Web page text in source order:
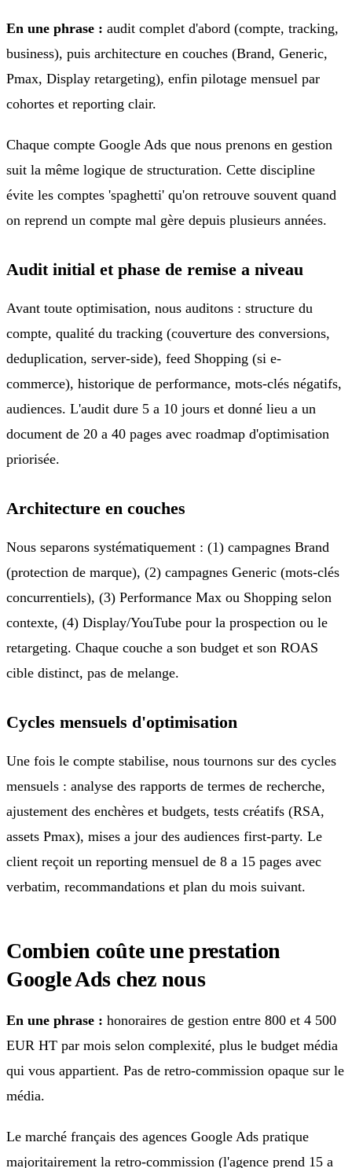
En une phrase : audit complet d'abord (compte, tracking,
business), puis architecture en couches (Brand, Generic,
Pmax, Display retargeting), enfin pilotage mensuel par
cohortes et reporting clair.
Chaque compte Google Ads que nous prenons en gestion
suit la même logique de structuration. Cette discipline
évite les comptes 'spaghetti' qu'on retrouve souvent quand
on reprend un compte mal gère depuis plusieurs années.
Audit initial et phase de remise a niveau
Avant toute optimisation, nous auditons : structure du
compte, qualité du tracking (couverture des conversions,
deduplication, server-side), feed Shopping (si e-
commerce), historique de performance, mots-clés négatifs,
audiences. L'audit dure 5 a 10 jours et donné lieu a un
document de 20 a 40 pages avec roadmap d'optimisation
priorisée.
Architecture en couches
Nous separons systématiquement : (1) campagnes Brand
(protection de marque), (2) campagnes Generic (mots-clés
concurrentiels), (3) Performance Max ou Shopping selon
contexte, (4) Display/YouTube pour la prospection ou le
retargeting. Chaque couche a son budget et son ROAS
cible distinct, pas de melange.
Cycles mensuels d'optimisation
Une fois le compte stabilise, nous tournons sur des cycles
mensuels : analyse des rapports de termes de recherche,
ajustement des enchères et budgets, tests créatifs (RSA,
assets Pmax), mises a jour des audiences first-party. Le
client reçoit un reporting mensuel de 8 a 15 pages avec
verbatim, recommandations et plan du mois suivant.
Combien coûte une prestation
Google Ads chez nous
En une phrase : honoraires de gestion entre 800 et 4 500
EUR HT par mois selon complexité, plus le budget média
qui vous appartient. Pas de retro-commission opaque sur le
média.
Le marché français des agences Google Ads pratique
majoritairement la retro-commission (l'agence prend 15 a